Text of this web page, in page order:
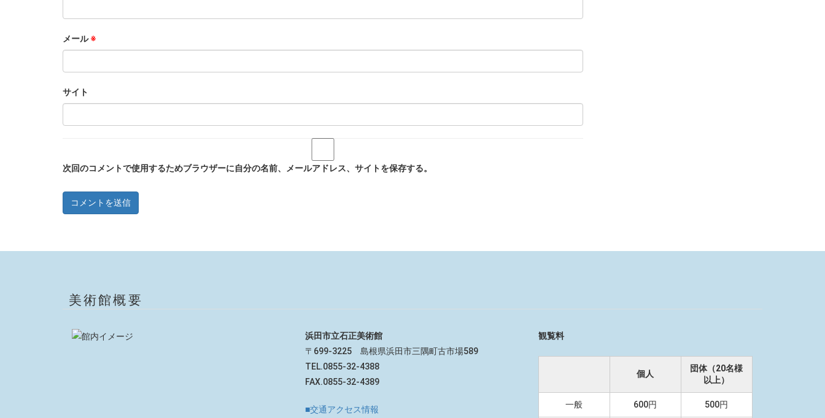
メール※
サイト
次回のコメントで使用するためブラウザーに自分の名前、メールアドレス、サイトを保存する。
美術館概要
浜田市立石正美術館
〒699-3225 島根県浜田市三隅町古市場589
TEL.0855-32-4388
FAX.0855-32-4389
■交通アクセス情報
観覧料
個人
団体（20名様
以上）
一般 600円 500円